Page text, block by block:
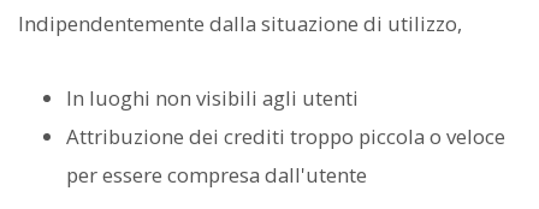
Indipendentemente dalla situazione di utilizzo,
In luoghi non visibili agli utenti
Attribuzione dei crediti troppo piccola o veloce
per essere compresa dall'utente